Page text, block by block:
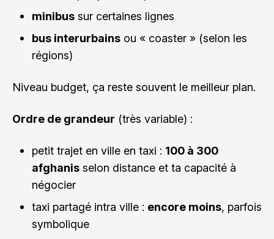
minibus sur certaines lignes
bus interurbains ou « coaster » (selon les
régions)
Niveau budget, ça reste souvent le meilleur plan.
Ordre de grandeur (très variable) :
petit trajet en ville en taxi : 100 à 300
afghanis selon distance et ta capacité à
négocier
taxi partagé intra ville : encore moins, parfois
symbolique